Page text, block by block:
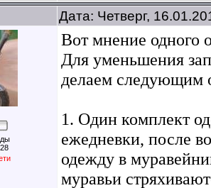
Дата: Четверг,
Вот мнение одного
Для уменьшения
делаем следующим
1. Один комплект
ежедневки, после
одежду в
муравьи